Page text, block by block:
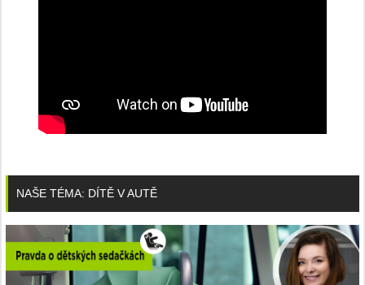
NAŠE TÉMA: DÍTĚ V AUTĚ